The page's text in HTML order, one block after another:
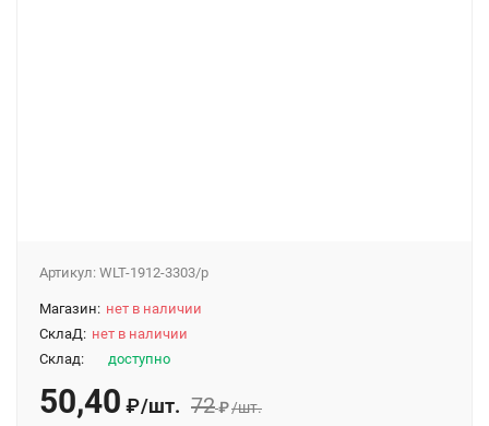
Артикул: WLT-1912-3303/p
Магазин: нет в наличии
СклаД: нет в наличии
Склад:
доступно
50,40 ₽/шт. 72₽/шт.